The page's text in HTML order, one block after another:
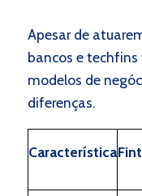
Apesar de
bancos e techfins
modelos de
diferenças.
Característica